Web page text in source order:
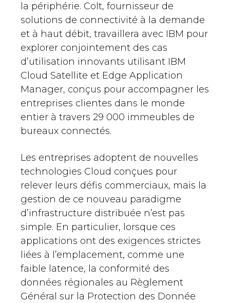
la périphérie. Colt, fournisseur de
solutions de connectivité à la demande
et à haut débit, travaillera avec IBM pour
explorer conjointement des cas
d’utilisation innovants utilisant IBM
Cloud Satellite et Edge Application
Manager, conçus pour accompagner les
entreprises clientes dans le monde
entier à travers 29 000 immeubles de
bureaux connectés.
Les entreprises adoptent de nouvelles
technologies Cloud conçues pour
relever leurs défis commerciaux, mais la
gestion de ce nouveau paradigme
d’infrastructure distribuée n’est pas
simple. En particulier, lorsque ces
applications ont des exigences strictes
liées à l’emplacement, comme une
faible latence, la conformité des
données régionales au Règlement
Général sur la Protection des Donnée